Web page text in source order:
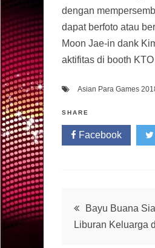
dengan
dapat berfoto atau
Moon Jae-in dank
aktifitas di booth
Asian Para Games
SHARE
Facebook
Post
navigation
Bayu Buana
Liburan Keluarga